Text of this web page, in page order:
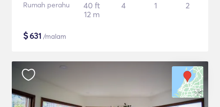
Rumah perahu
40 ft
12 m
4 1 2
$631 /malam